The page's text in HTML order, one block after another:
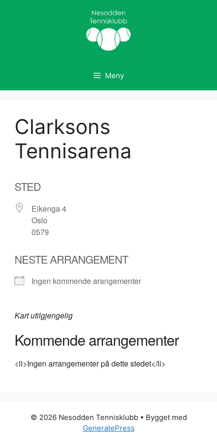
Meny
Clarksons
Tennisarena
STED
Eikenga 4
Oslo
0579
NESTE ARRANGEMENT
Ingen kommende arangementer
Kart utilgjengelig
Kommende arrangementer
<li>Ingen arrangementer på dette stedet</li>
© 2026 Nesodden Tennisklubb• Bygget med
GeneratePress